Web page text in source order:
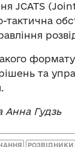
JCATS
тактична
та
Анна Гудзь
РОЗВІДНИКИ